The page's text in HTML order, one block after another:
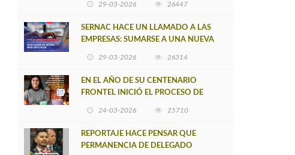
29-03-2026 26447
SERNAC HACE UN LLAMADO A LAS
EMPRESAS: SUMARSE A UNA NUEVA
29-03-2026 26314
EN EL AÑO DE SU CENTENARIO
FRONTEL INICIÓ EL PROCESO DE
24-03-2026 25710
REPORTAJE HACE PENSAR QUE
PERMANENCIA DE DELEGADO